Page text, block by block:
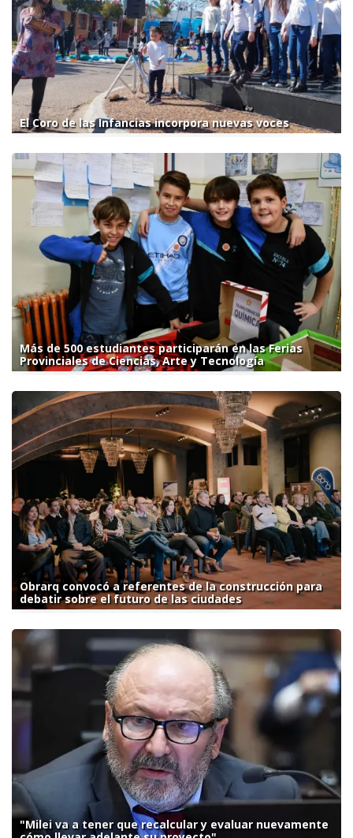
El Coro de las Infancias incorpora nuevas voces
Más de 500 estudiantes participarán en las Ferias
Provinciales de Ciencias, Arte y Tecnología
Obrarq convocó a referentes de la construcción para
debatir sobre el futuro de las ciudades
"Milei va a tener que recalcular y evaluar nuevamente